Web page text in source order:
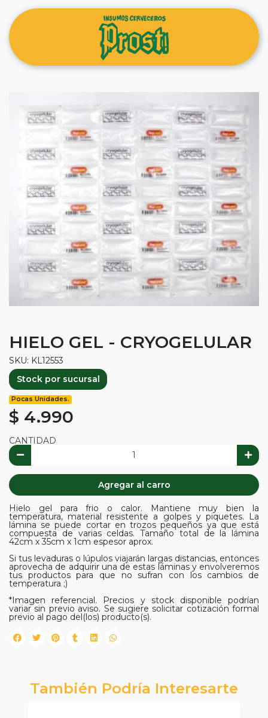
HIELO GEL - CRYOGELULAR
SKU: KL12553
Stock por sucursal
Pocas Unidades.
$ 4.990
CANTIDAD
Agregar al carro
Hielo gel para frio o calor. Mantiene muy bien la
temperatura, material resistente a golpes y piquetes. La
lámina se puede cortar en trozos pequeños ya que está
compuesta de varias celdas. Tamaño total de la lámina
42cm x 35cm x 1cm espesor aprox.
Si tus levaduras o lúpulos viajarán largas distancias, entonces
aprovecha de adquirir una de estas láminas y envolveremos
tus productos para que no sufran con los cambios de
temperatura ;)
*Imagen referencial. Precios y stock disponible podrían
variar sin previo aviso. Se sugiere solicitar cotización formal
previo al pago del(los) producto(s).
También Podría Interesarte